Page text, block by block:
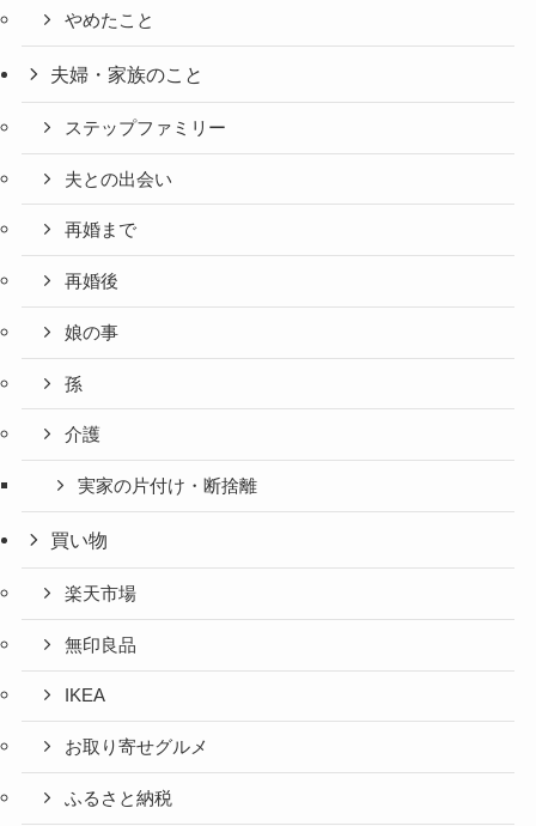
やめたこと
夫婦・家族のこと
ステップファミリー
夫との出会い
再婚まで
再婚後
娘の事
孫
介護
実家の片付け・断捨離
買い物
楽天市場
無印良品
IKEA
お取り寄せグルメ
ふるさと納税